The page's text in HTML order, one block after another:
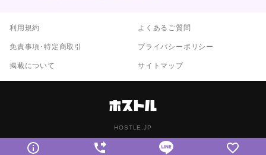
利用規約 よくあるご質問
免責事項･特定商取引 プライバシーポリシー
掲載について サイトマップ
HOSTLE.JP